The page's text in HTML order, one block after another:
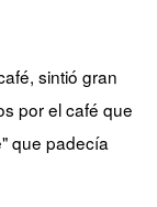
sintió gran
por el café que
que padecía